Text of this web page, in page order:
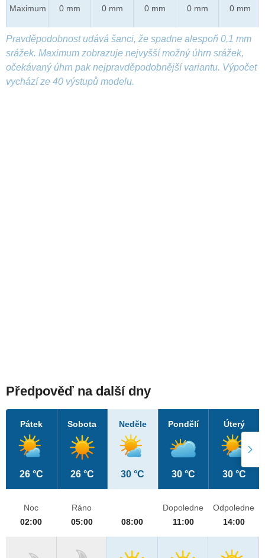
Maximum 0 mm 0 mm 0 mm 0 mm 0 mm
Pravděpodobnost udává šanci, že spadne alespoň 0,1 mm
srážek. Maximum zobrazuje nejvyšší možný úhrn srážek,
očekávaný úhrn pak nejpravděpodobnější variantu. Výpočet
vychází ze 40 výstupů modelu.
Předpověď na další dny
Pátek
26 °C
Sobota
26 °C
Neděle
30 °C
Pondělí
30 °C
Úterý
30 °C
Noc
02:00
Ráno
05:00
08:00
Dopoledne
11:00
Odpoledne
14:00